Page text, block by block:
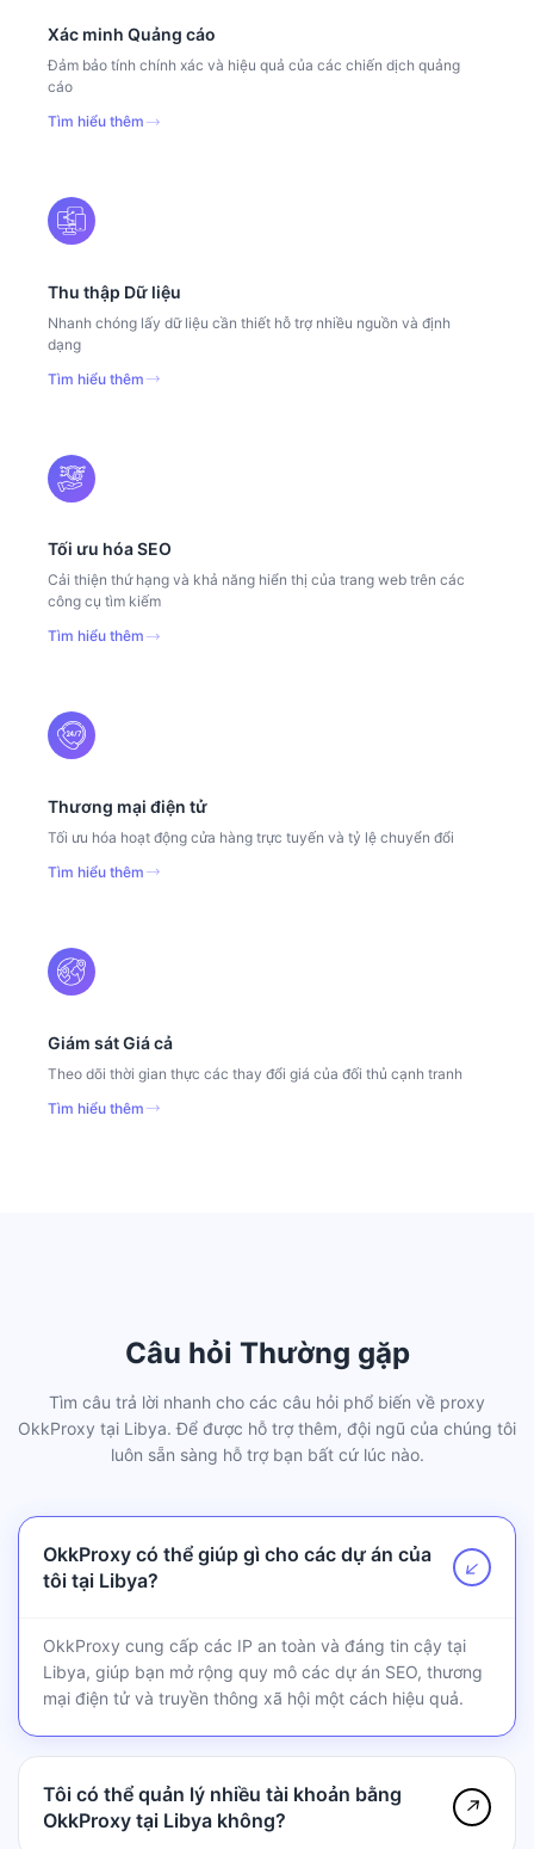
Xác minh Quảng cáo
Đảm bảo tính chính xác và hiệu quả của các chiến dịch quảng
cáo
Tìm hiểu thêm
Thu thập Dữ liệu
Nhanh chóng lấy dữ liệu cần thiết hỗ trợ nhiều nguồn và định
dạng
Tìm hiểu thêm
Tối ưu hóa SEO
Cải thiện thứ hạng và khả năng hiển thị của trang web trên các
công cụ tìm kiếm
Tìm hiểu thêm
Thương mại điện tử
Tối ưu hóa hoạt động cửa hàng trực tuyến và tỷ lệ chuyển đổi
Tìm hiểu thêm
Giám sát Giá cả
Theo dõi thời gian thực các thay đổi giá của đối thủ cạnh tranh
Tìm hiểu thêm
Câu hỏi Thường gặp
Tìm câu trả lời nhanh cho các câu hỏi phổ biến về proxy
OkkProxy tại Libya. Để được hỗ trợ thêm, đội ngũ của chúng tôi
luôn sẵn sàng hỗ trợ bạn bất cứ lúc nào.
OkkProxy có thể giúp gì cho các dự án của
tôi tại Libya?
↗
OkkProxy cung cấp các IP an toàn và đáng tin cậy tại
Libya, giúp bạn mở rộng quy mô các dự án SEO, thương
mại điện tử và truyền thông xã hội một cách hiệu quả.
Tôi có thể quản lý nhiều tài khoản bằng
OkkProxy tại Libya không?
↗